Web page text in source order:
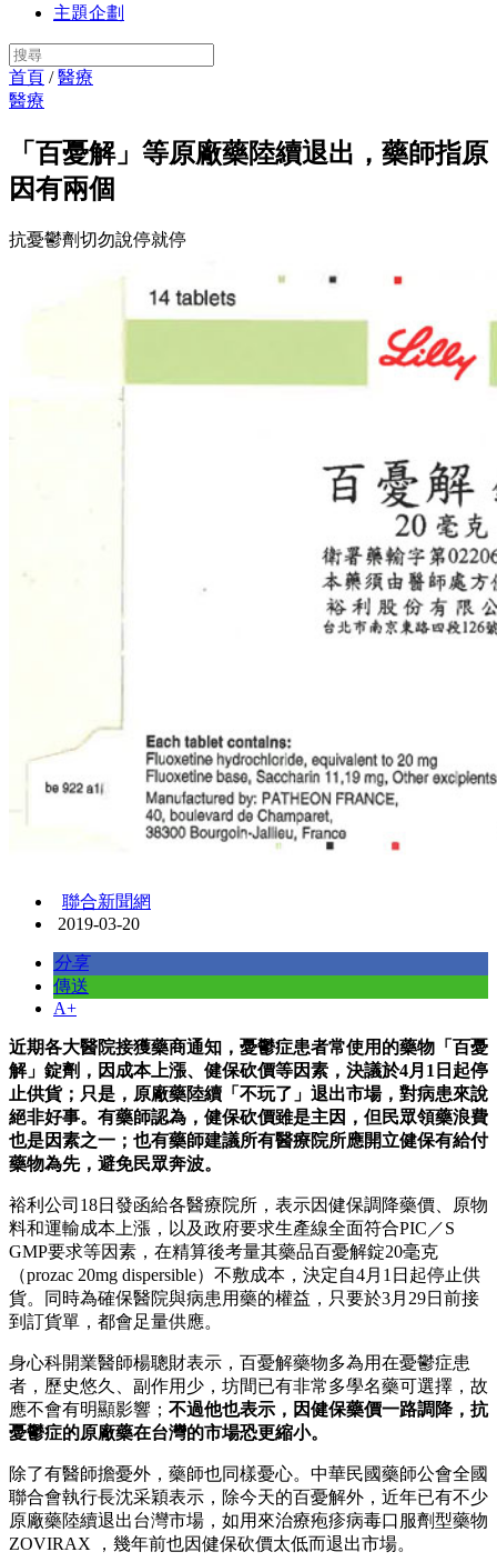
主題企劃
首頁 /醫療
醫療
「百憂解」等原廠藥陸續退出，藥師指原
因有兩個
抗憂鬱劑切勿說停就停
聯合新聞網
2019-03-20
分享
傳送
A+
近期各大醫院接獲藥商通知，憂鬱症患者常使用的藥物「百憂
解」錠劑，因成本上漲、健保砍價等因素，決議於4月1日起停
止供貨；只是，原廠藥陸續「不玩了」退出市場，對病患來說
絕非好事。有藥師認為，健保砍價雖是主因，但民眾領藥浪費
也是因素之一；也有藥師建議所有醫療院所應開立健保有給付
藥物為先，避免民眾奔波。
裕利公司18日發函給各醫療院所，表示因健保調降藥價、原物
料和運輸成本上漲，以及政府要求生產線全面符合PIC／S
GMP要求等因素，在精算後考量其藥品百憂解錠20毫克
（prozac 20mg dispersible）不敷成本，決定自4月1日起停止供
貨。同時為確保醫院與病患用藥的權益，只要於3月29日前接
到訂貨單，都會足量供應。
身心科開業醫師楊聰財表示，百憂解藥物多為用在憂鬱症患
者，歷史悠久、副作用少，坊間已有非常多學名藥可選擇，故
應不會有明顯影響； 不過他也表示，因健保藥價一路調降，抗
憂鬱症的原廠藥在台灣的市場恐更縮小。
除了有醫師擔憂外，藥師也同樣憂心。中華民國藥師公會全國
聯合會執行長沈采穎表示，除今天的百憂解外，近年已有不少
原廠藥陸續退出台灣市場，如用來治療疱疹病毒口服劑型藥物
ZOVIRAX ，幾年前也因健保砍價太低而退出市場。